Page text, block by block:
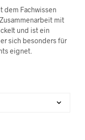
dem Fachwissen
mit
und ist ein
sich besonders für
eignet.